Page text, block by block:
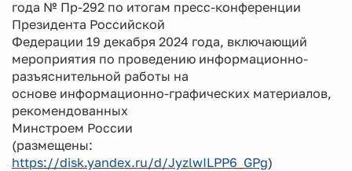
года № Пр-292 по итогам пресс-конференции
Президента Российской
Федерации 19 декабря 2024 года, включающий
мероприятия по проведению информационно-
разъяснительной работы на
основе информационно-графических материалов,
рекомендованных
Минстроем России
(размещены:
https://disk.yandex.ru/d/JyzlwILPP6_GPg)